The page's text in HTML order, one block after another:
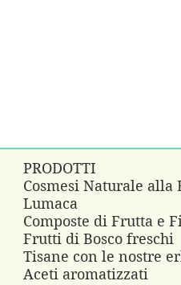
PRODOTTI
Cosmesi Naturale alla
Lumaca
Composte di Frutta e
Frutti di Bosco freschi
Tisane con le nostre
Aceti aromatizzati